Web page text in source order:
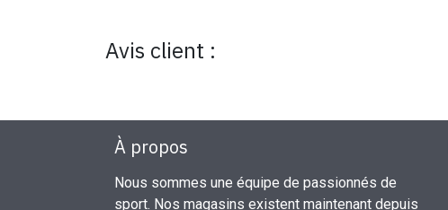
Avis client :
À propos
Nous sommes une équipe de passionnés de
sport. Nos magasins existent maintenant depuis